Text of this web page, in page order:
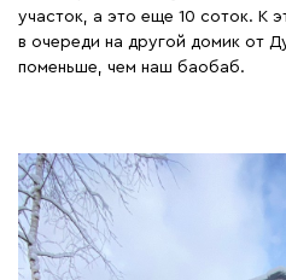
участок, а это еще 10 соток. К
в очереди на другой домик от
поменьше, чем наш баобаб.